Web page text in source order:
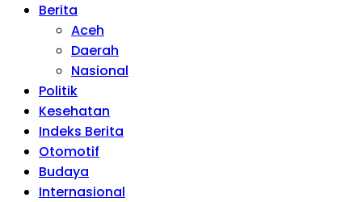
Berita
Aceh
Daerah
Nasional
Politik
Kesehatan
Indeks Berita
Otomotif
Budaya
Internasional